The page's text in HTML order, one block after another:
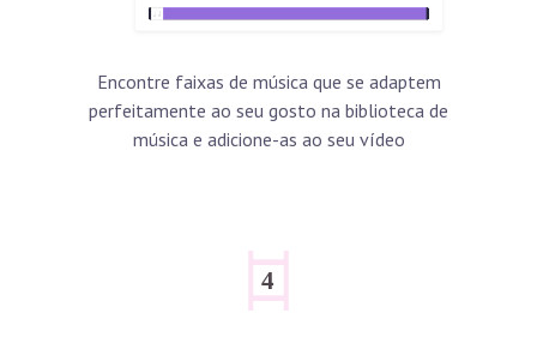
Encontre faixas de música que se adaptem
perfeitamente ao seu gosto na biblioteca de
música e adicione-as ao seu vídeo